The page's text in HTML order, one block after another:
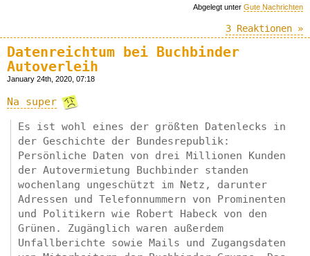
Abgelegt unter Gute Nachrichten
3 Reaktionen »
Datenreichtum bei Buchbinder
Autoverleih
January 24th, 2020, 07:18
Na super
Es ist wohl eines der größten Datenlecks in
der Geschichte der Bundesrepublik:
Persönliche Daten von drei Millionen Kunden
der Autovermietung Buchbinder standen
wochenlang ungeschützt im Netz, darunter
Adressen und Telefonnummern von Prominenten
und Politikern wie Robert Habeck von den
Grünen. Zugänglich waren außerdem
Unfallberichte sowie Mails und Zugangsdaten